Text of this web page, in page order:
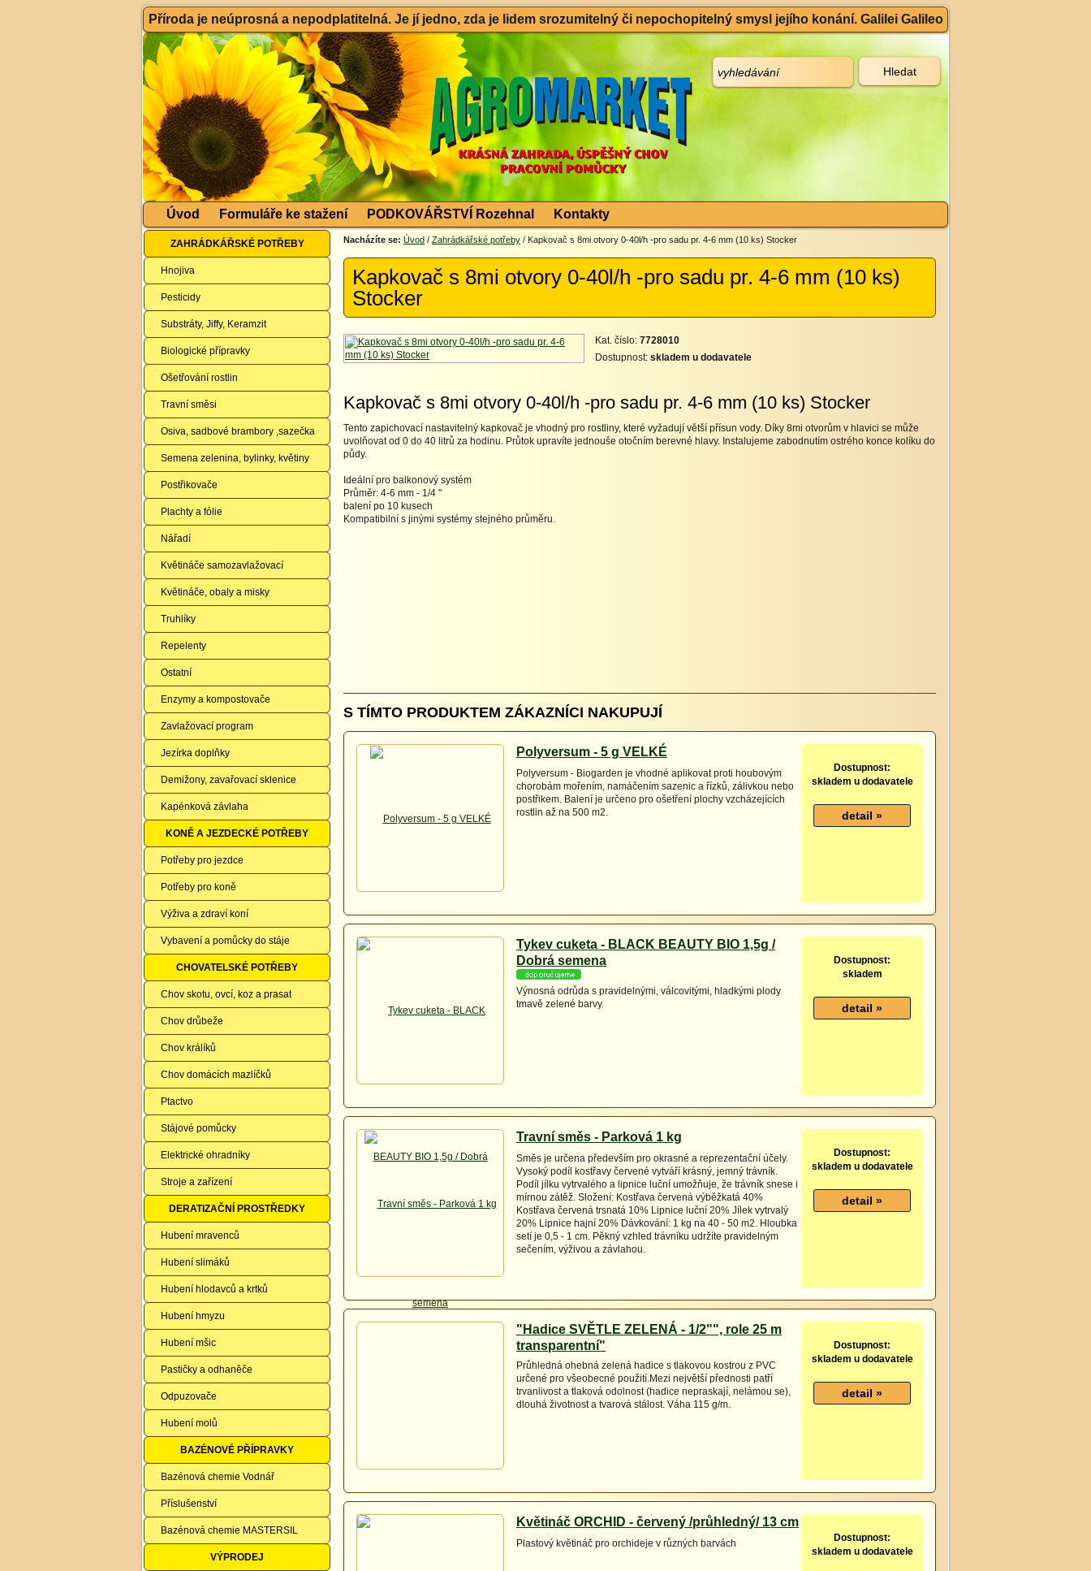
Příroda je neúprosná a nepodplatitelná. Je jí jedno, zda je lidem srozumitelný či nepochopitelný smysl jejího konání. Galilei Galileo
Úvod Formuláře ke stažení PODKOVÁŘSTVÍ Rozehnal Kontakty
ZAHRÁDKÁŘSKÉ POTŘEBY
Hnojiva
Pesticidy
Substráty, Jiffy, Keramzit
Biologické přípravky
Ošetřování rostlin
Travní směsi
Osiva, sadbové brambory ,sazečka
Semena zelenina, bylinky, květiny
Postřikovače
Plachty a fólie
Nářadí
Květináče samozavlažovací
Květináče, obaly a misky
Truhlíky
Repelenty
Ostatní
Enzymy a kompostovače
Zavlažovací program
Jezírka doplňky
Demižony, zavařovací sklenice
Kapénková závlaha
KONĚ A JEZDECKÉ POTŘEBY
Potřeby pro jezdce
Potřeby pro koně
Výživa a zdraví koní
Vybavení a pomůcky do stáje
CHOVATELSKÉ POTŘEBY
Chov skotu, ovcí, koz a prasat
Chov drůbeže
Chov králíků
Chov domácích mazlíčků
Ptactvo
Stájové pomůcky
Elektrické ohradníky
Stroje a zařízení
DERATIZAČNÍ PROSTŘEDKY
Hubení mravenců
Hubení slimáků
Hubení hlodavců a krtků
Hubení hmyzu
Hubení mšic
Pastičky a odhaněče
Odpuzovače
Hubení molů
BAZÉNOVÉ PŘÍPRAVKY
Bazénová chemie Vodnář
Příslušenství
Bazénová chemie MASTERSIL
VÝPRODEJ
Nacházíte se: Úvod / Zahrádkářské potřeby / Kapkovač s 8mi otvory 0-40l/h -pro sadu pr. 4-6 mm (10 ks) Stocker
Kapkovač s 8mi otvory 0-40l/h -pro sadu pr. 4-6 mm (10 ks)
Stocker
Kat. číslo: 7728010
Dostupnost: skladem u dodavatele
Kapkovač s 8mi otvory 0-40l/h -pro sadu pr. 4-6 mm (10 ks) Stocker
Tento zapichovací nastavitelný kapkovač je vhodný pro rostliny, které vyžadují větší přísun vody. Díky 8mi otvorům v hlavici se může
uvolňovat od 0 do 40 litrů za hodinu. Průtok upravíte jednouše otočním berevné hlavy. Instalujeme zabodnutím ostrého konce kolíku do
půdy.
Ideální pro balkonový systém
Průměr: 4-6 mm - 1/4 "
balení po 10 kusech
Kompatibilní s jinými systémy stejného průměru.
S TÍMTO PRODUKTEM ZÁKAZNÍCI NAKUPUJÍ
Polyversum - 5 g VELKÉ
Polyversum - Biogarden je vhodné aplikovat proti houbovým
chorobám mořením, namáčením sazenic a řízků, zálivkou nebo
postřikem. Balení je určeno pro ošetření plochy vzcházejících
rostlin až na 500 m2.
Dostupnost:
skladem u dodavatele
Tykev cuketa - BLACK BEAUTY BIO 1,5g /
Dobrá semena
Výnosná odrůda s pravidelnými, válcovitými, hladkými plody
tmavě zelené barvy.
Dostupnost:
skladem
Travní směs - Parková 1 kg
Směs je určena především pro okrasné a reprezentační účely.
Vysoký podíl kostřavy červené vytváří krásný, jemný trávník.
Podíl jílku vytrvalého a lipnice luční umožňuje, že trávník snese i
mírnou zátěž. Složení: Kostřava červená výběžkatá 40%
Kostřava červená trsnatá 10% Lipnice luční 20% Jílek vytrvalý
20% Lipnice hajní 20% Dávkování: 1 kg na 40 - 50 m2. Hloubka
setí je 0,5 - 1 cm. Pěkný vzhled trávníku udržíte pravidelným
sečením, výživou a závlahou.
Dostupnost:
skladem u dodavatele
"Hadice SVĚTLE ZELENÁ - 1/2"", role 25 m
transparentní"
Průhledná ohebná zelená hadice s tlakovou kostrou z PVC
určené pro všeobecné použití.Mezi největší přednosti patří
trvanlivost a tlaková odolnost (hadice nepraskají, nelámou se),
dlouhá životnost a tvarová stálost. Váha 115 g/m.
Dostupnost:
skladem u dodavatele
Květináč ORCHID - červený /průhledný/ 13 cm
Plastový květináč pro orchideje v různých barvách
Dostupnost:
skladem u dodavatele